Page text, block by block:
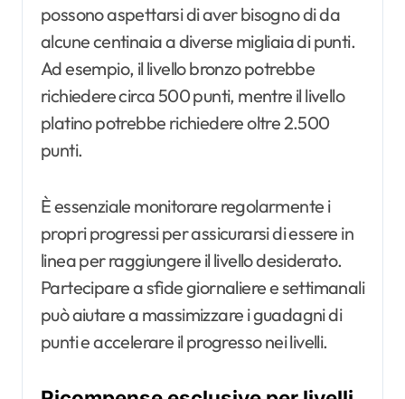
possono aspettarsi di aver bisogno di da
alcune centinaia a diverse migliaia di punti.
Ad esempio, il livello bronzo potrebbe
richiedere circa 500 punti, mentre il livello
platino potrebbe richiedere oltre 2.500
punti.
È essenziale monitorare regolarmente i
propri progressi per assicurarsi di essere in
linea per raggiungere il livello desiderato.
Partecipare a sfide giornaliere e settimanali
può aiutare a massimizzare i guadagni di
punti e accelerare il progresso nei livelli.